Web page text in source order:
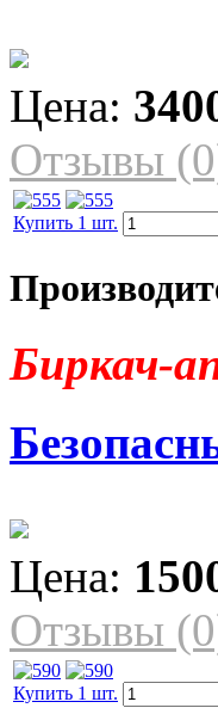
Цена:
Отзывы
Купить 1 шт.
Биркач-
Цена:
Отзывы
Купить 1 шт.